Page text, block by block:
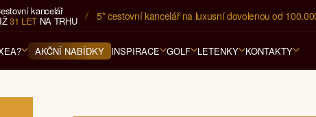
kancelář
31 LETNA TRHU 5* cestovní kancelář na luxusní dovolenou od
AKČNÍ NABÍDKY INSPIRACE GOLF LETENKY KONTAKTY